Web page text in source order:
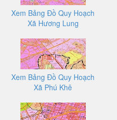
Xem Bảng Đồ Quy Hoạch
Xã Hương Lung
Xem Bảng Đồ Quy Hoạch
Xã Phú Khê